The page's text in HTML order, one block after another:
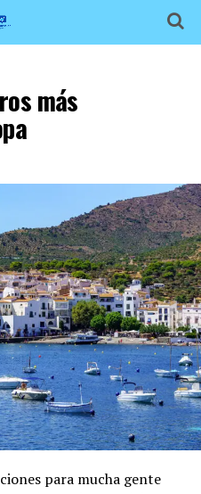
más
para mucha gente